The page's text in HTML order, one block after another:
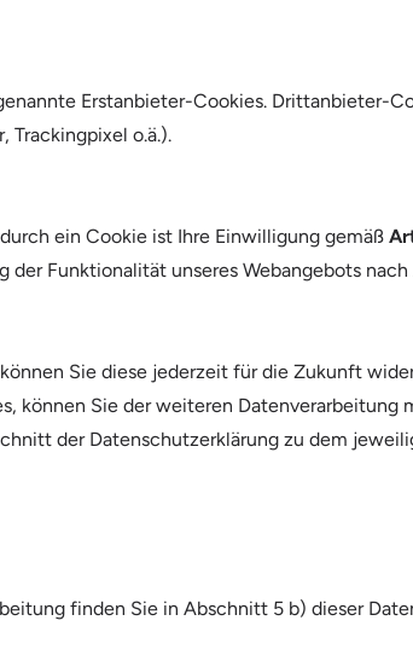
Erstanbieter-Cookies. Drittanbieter-
Trackingpixel o.ä.).
ein Cookie ist Ihre Einwilligung gemäß
Funktionalität unseres Webangebots nach
Sie diese jederzeit für die Zukunft
können Sie der weiteren
der Datenschutzerklärung zu dem
finden Sie in Abschnitt 5 b) dieser